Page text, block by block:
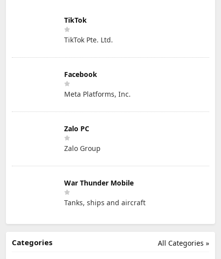
TikTok
TikTok Pte. Ltd.
Facebook
Meta Platforms, Inc.
Zalo PC
Zalo Group
War Thunder Mobile
Tanks, ships and aircraft
All Categories »
Categories